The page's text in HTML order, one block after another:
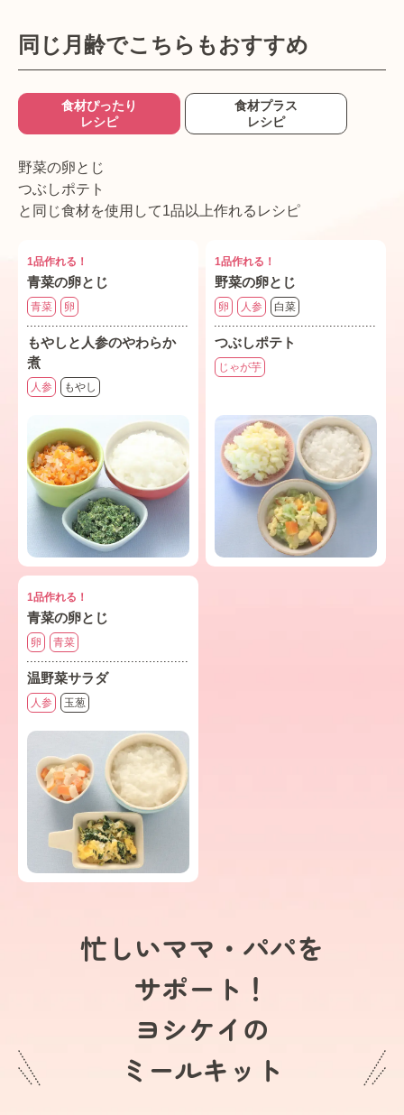
同じ月齢でこちらもおすすめ
食材ぴったり
レシピ
食材プラス
レシピ
野菜の卵とじ
つぶしポテト
と同じ食材を使用して1品以上作れるレシピ
1品作れる！
青菜の卵とじ
青菜 卵
もやしと人参のやわらか
煮
人参 もやし
1品作れる！
野菜の卵とじ
卵 人参 白菜
つぶしポテト
じゃが芋
1品作れる！
青菜の卵とじ
卵 青菜
温野菜サラダ
人参 玉葱
忙しいママ・パパを
サポート！
ヨシケイの
ミールキット